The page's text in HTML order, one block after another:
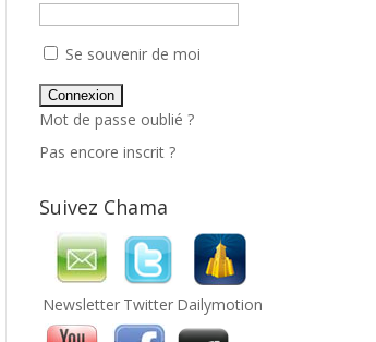
Se souvenir de moi
Mot de passe oublié ?
Pas encore inscrit ?
Suivez Chama
Newsletter Twitter Dailymotion